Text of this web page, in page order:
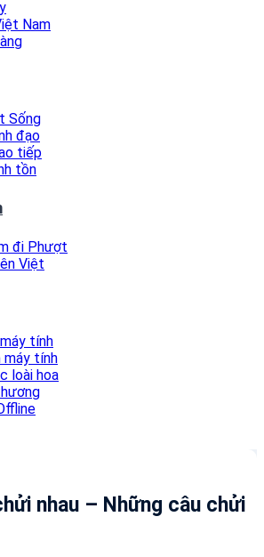
Nam
Sống
đạo
tiếp
tồn
đi Phượt
Việt
tính
máy tính
loài hoa
nhau – Những câu chửi